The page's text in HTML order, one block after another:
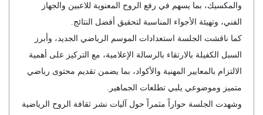
والمكسيك، بما يسهم في رفع الروح المعنوية للاعبين والجهاز
الفني، وتهيئة الأجواء المناسبة لتحقيق أفضل النتائج.
كما ناقشت الجلسة استعدادات الموسم الرياضي الجديد، وأبرز
السبل الكفيلة بالارتقاء بالرسالة الإعلامية، مع التركيز على أهمية
الالتزام بالمعايير المهنية والأكواد، بما يضمن تقديم محتوى رياضي
متميز وموضوعي يلبي تطلعات الجماهير.
وشهدت الجلسة حواراً مثمراً حول آليات نشر ثقافة الروح الرياضية